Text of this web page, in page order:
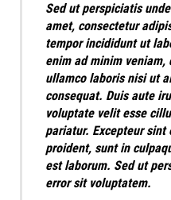
Sed ut perspiciatis
amet, consectetur
tempor incididunt ut
enim ad minim
ullamco laboris nisi ut
consequat. Duis aute
voluptate velit esse
pariatur. Excepteur sint
proident, sunt in
est laborum. Sed ut
error sit voluptatem.